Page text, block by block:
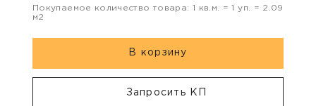
Покупаемое количество товара: 1 кв.м. =1 уп. = 2.09
м2
В корзину
Запросить КП